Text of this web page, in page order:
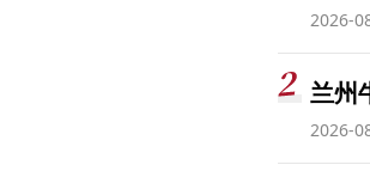
2026-
兰州
2026-